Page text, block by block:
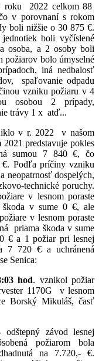
2022 celkom 88
v porovnaní s rokom
boli nižšie o 30 875 €.
jednotiek boli vyčíslené
osoba, a 2 osoby boli
požiarov bolo úmyselné
iná nedbalosť
spaľovanie odpadu
vzniku požiaru v 4
osobou 2 prípady,
trávy 1 x atď...
v r. 2022 v našom
predstavuje pokles
sumou 7 840 €, čo
€. Podľa príčiny vzniku
neopatrnosť dospelých,
technické poruchy.
v lesnom poraste
škoda v sume 0 €, ale
v lesnom poraste
priama škoda v sume
€ a 1 požiar pri lesnej
7 720 € a uchránená
Senica:
hod. vznikol požiar
1170G v lesnom
Borský Mikuláš, časť
závod lesnej
požiarom bola
na 7.720,- €.